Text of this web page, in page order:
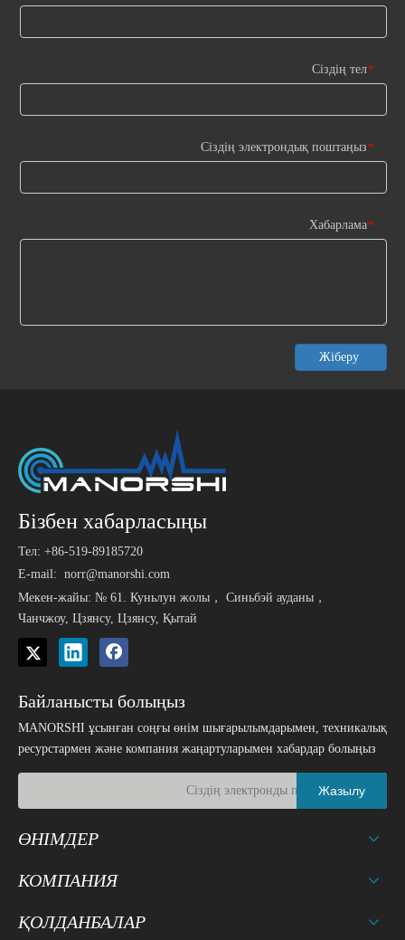
*
Сіздің тел
*
Сіздің электрондық поштаңыз
*
Хабарлама
Жіберу
Бізбен хабарласыңы
Тел: +86-519-89185720
E-mail: norr@manorshi.com
Мекен-жайы: № 61. Куньлун жолы， Синьбэй ауданы，
Чанчжоу, Цзянсу, Цзянсу, Қытай
Байланысты болыңыз
MANORSHI ұсынған соңғы өнім шығарылымдарымен, техникалық
ресурстармен және компания жаңартуларымен хабардар болыңыз
Жазылу
ӨНІМДЕР
КОМПАНИЯ
ҚОЛДАНБАЛАР